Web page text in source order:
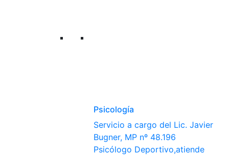
Psicología
Servicio a cargo del Lic. Javier
Bugner, MP nº 48.196
Psicólogo Deportivo,atiende